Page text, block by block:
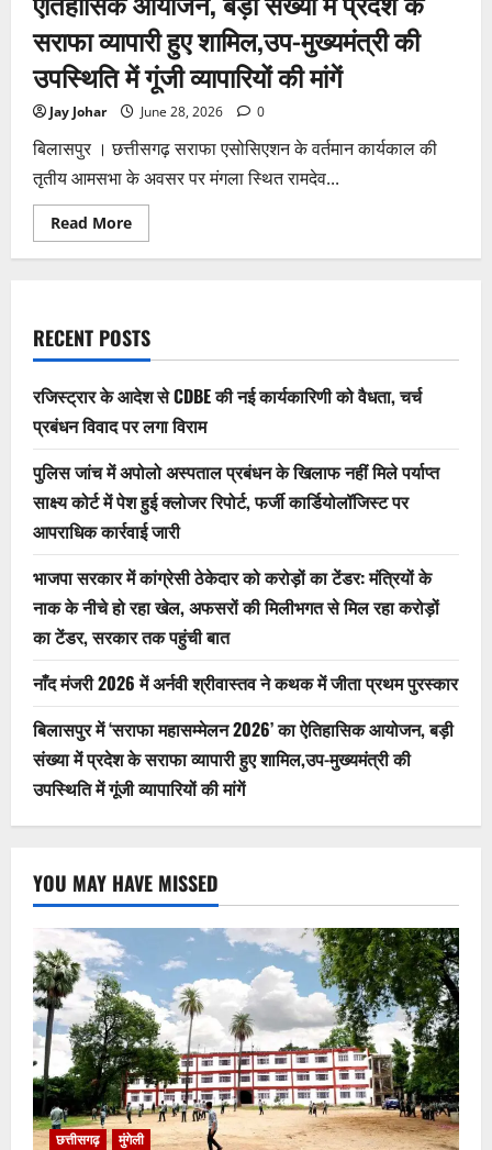
सराफा व्यापारी हुए शामिल,उप-मुख्यमंत्री की
उपस्थिति में गूंजी व्यापारियों की मांगें
Jay Johar June 28, 2026 0
बिलासपुर । छत्तीसगढ़ सराफा एसोसिएशन के वर्तमान कार्यकाल की
तृतीय आमसभा के अवसर पर मंगला स्थित रामदेव...
Read MoreRead
more
2026’
का
ऐतिहासिक
बड़ी
संख्या
में
प्रदेश
के
सराफा
व्यापारी
हुए
शामिल,उप-
मुख्यमंत्री
की
उपस्थिति
में
गूंजी
व्यापारियों
की
मांगें
RECENT POSTS
रजिस्ट्रार के आदेश से CDBE की नई कार्यकारिणी को वैधता, चर्च
प्रबंधन विवाद पर लगा विराम
पुलिस जांच में अपोलो अस्पताल प्रबंधन के खिलाफ नहीं मिले पर्याप्त
साक्ष्य कोर्ट में पेश हुई क्लोजर रिपोर्ट, फर्जी कार्डियोलॉजिस्ट पर
आपराधिक कार्रवाई जारी
भाजपा सरकार में कांग्रेसी ठेकेदार को करोड़ों का टेंडर: मंत्रियों के
नाक के नीचे हो रहा खेल, अफसरों की मिलीभगत से मिल रहा करोड़ों
का टेंडर, सरकार तक पहुंची बात
नाँद मंजरी 2026 में अर्नवी श्रीवास्तव ने कथक में जीता प्रथम पुरस्कार
बिलासपुर में ‘सराफा महासम्मेलन 2026’ का ऐतिहासिक आयोजन, बड़ी
संख्या में प्रदेश के सराफा व्यापारी हुए शामिल,उप-मुख्यमंत्री की
उपस्थिति में गूंजी व्यापारियों की मांगें
YOU MAY HAVE MISSED
छत्तीसगढ़ मुंगेली